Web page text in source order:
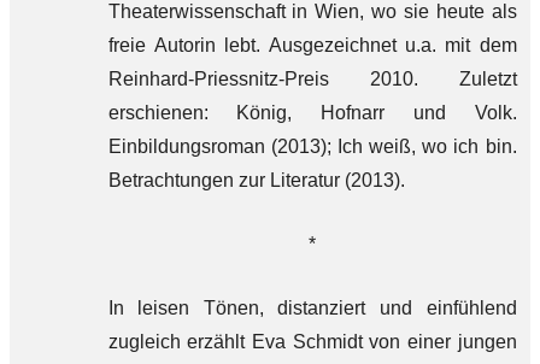
Theaterwissenschaft in Wien, wo sie heute als
freie Autorin lebt. Ausgezeichnet u.a. mit dem
Reinhard-Priessnitz-Preis 2010. Zuletzt
erschienen: König, Hofnarr und Volk.
Einbildungsroman (2013); Ich weiß, wo ich bin.
Betrachtungen zur Literatur (2013).
*
In leisen Tönen, distanziert und einfühlend
zugleich erzählt Eva Schmidt von einer jungen